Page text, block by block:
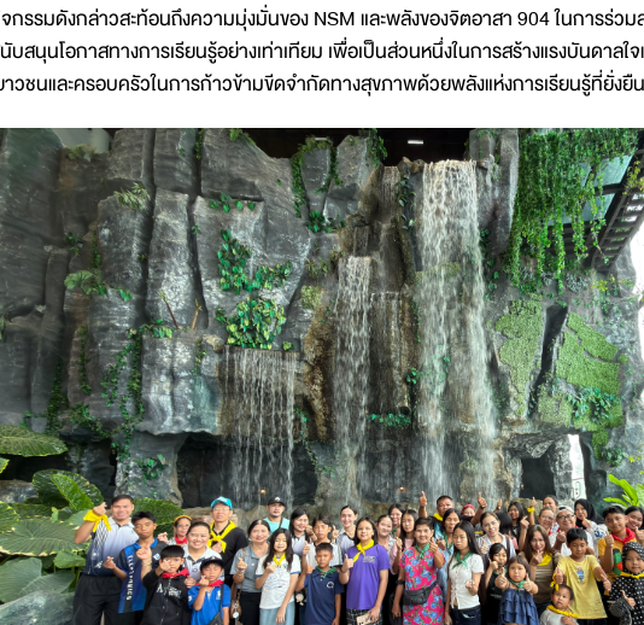
กรรมดังกล่าวสะท้อนถึงความมุ่งมั่นของ NSM และพลังของจิตอาสา 904 ในการร่ว
บสนุนโอกาสทางการเรียนรู้อย่างเท่าเทียม เพื่อเป็นส่วนหนึ่งในการสร้างแรงบันดาล
าวชนและครอบครัวในการก้าวข้ามขีดจำกัดทางสุขภาพด้วยพลังแห่งการเรียนรู้ที่ยั่งยืน